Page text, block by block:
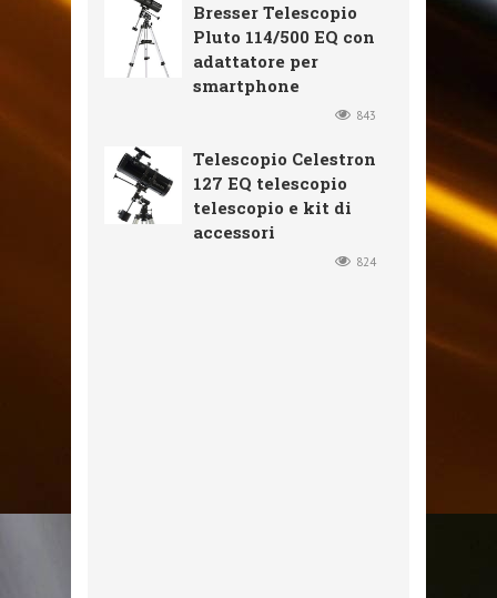
Bresser Telescopio
Pluto 114/500 EQ con
adattatore per
smartphone
843
Telescopio Celestron
127 EQ telescopio
telescopio e kit di
accessori
824